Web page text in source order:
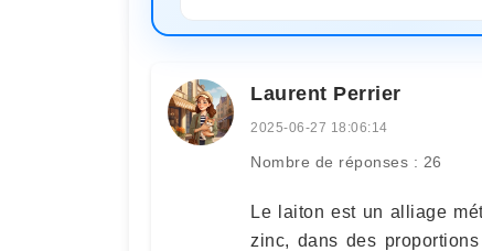
Laurent Perrier
2025-06-27 18:06:14
Nombre de réponses : 26
Le laiton est un alliage
zinc, dans des